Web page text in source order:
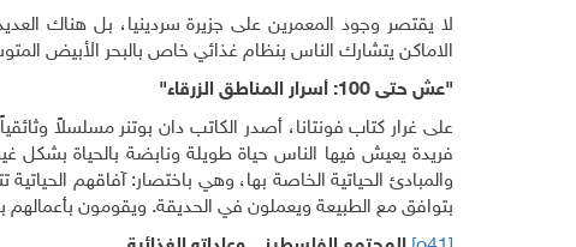
لا يقتصر وجود المعمرين على جزيرة سردينيا، بل هناك
الاماكن يتشارك الناس بنظام غذائي خاص بالبحر الأبيض
"عش حتى 100: أسرار المناطق الزرقاء"
فريدة يعيش فيها الناس حياة طويلة ونابضة بالحياة بشكل
والمبادئ الحياتية الخاصة بها، وهي باختصار: آفاقهم
بتوافق مع الطبيعة ويعملون في الحديقة. ويقومون بأعمالهم